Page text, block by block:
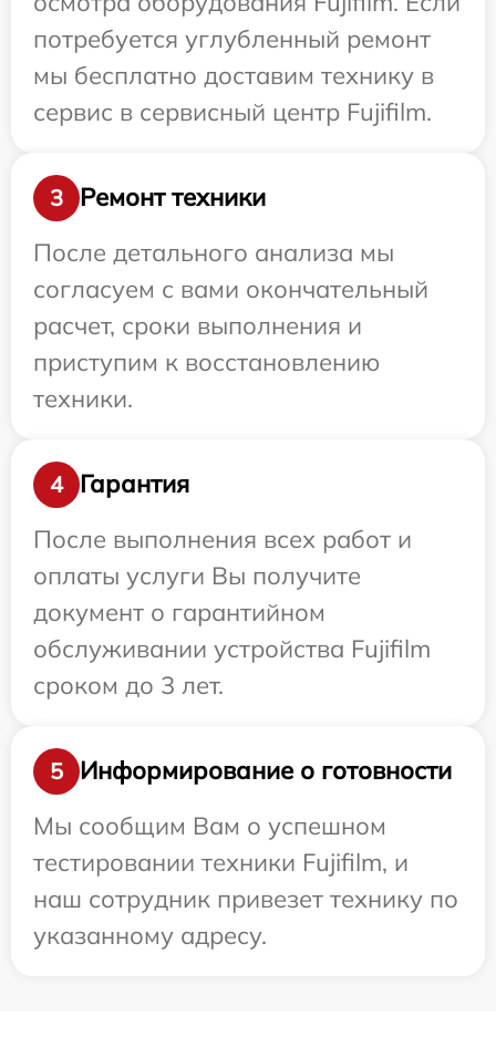
потребуется углубленный ремонт
мы бесплатно доставим технику в
сервис в сервисный центр Fujifilm.
3
Ремонт техники
После детального анализа мы
согласуем с вами окончательный
расчет, сроки выполнения и
приступим к восстановлению
техники.
4
Гарантия
После выполнения всех работ и
оплаты услуги Вы получите
документ о гарантийном
обслуживании устройства Fujifilm
сроком до 3 лет.
5
Информирование о готовности
Мы сообщим Вам о успешном
тестировании техники Fujifilm, и
наш сотрудник привезет технику по
указанному адресу.